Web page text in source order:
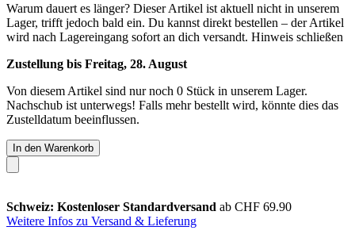
Warum dauert es länger? Dieser Artikel ist aktuell nicht in unserem
Lager, trifft jedoch bald ein. Du kannst direkt bestellen – der Artikel
wird nach Lagereingang sofort an dich versandt. Hinweis schließen
Zustellung bis Freitag, 28. August
Von diesem Artikel sind nur noch 0 Stück in unserem Lager.
Nachschub ist unterwegs! Falls mehr bestellt wird, könnte dies das
Zustelldatum beeinflussen.
In den Warenkorb
Schweiz: Kostenloser Standardversand ab CHF 69.90
Weitere Infos zu Versand & Lieferung